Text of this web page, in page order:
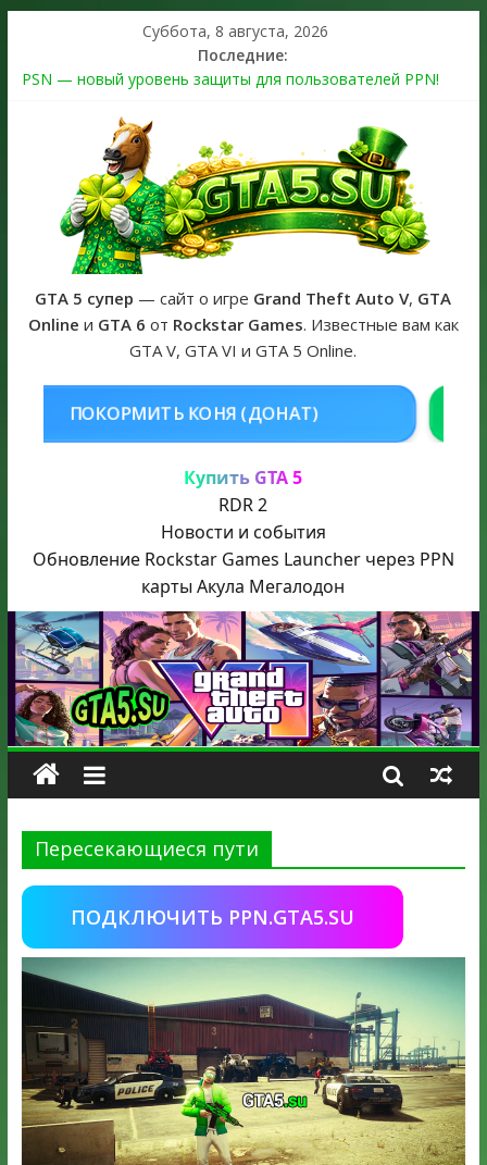
Суббота, 8 августа, 2026
Последние:
PSN — новый уровень защиты для пользователей PPN!
The Kortz Center Heist выйдет в GTA Online уже 14 июля
Регистрация в Rockstar Games Social Club ошибка #1.500.7:
как зарегистрировать аккаунт и войти без проблем в 2026
Получайте особые награды в GTA Online по программе
Fine Art Collector
GTA 6 официальная обложка игры и Предзаказ Grand Theft
Auto VI
GTA 5 супер — сайт о игре Grand Theft Auto V, GTA
Online и GTA 6 от Rockstar Games. Известные вам как
GTA V, GTA VI и GTA 5 Online.
(ДОНАТ) КУПИТЬ GTA 5
Купить GTA 5
RDR 2
Новости и события
Обновление Rockstar Games Launcher через PPN
карты Акула Мегалодон
Пересекающиеся пути
ПОДКЛЮЧИТЬ PPN.GTA5.SU